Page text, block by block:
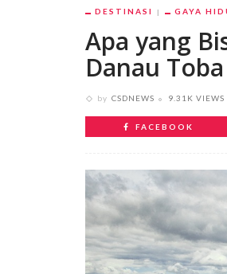
DESTINASI GAYA
Apa yang
Danau Toba
by CSDNEWS 9.31K VIEWS
FACEBOOK